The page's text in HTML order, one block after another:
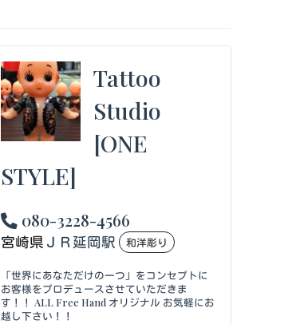
Tattoo
Studio
[ONE
STYLE]
080-3228-4566
宮崎県 ＪＲ延岡駅 和洋彫り
「世界にあなただけの一つ」をコンセプトに
お客様をプロデュースさせていただきま
す！！ ALL Free Hand オリジナル お気軽にお
越し下さい！！